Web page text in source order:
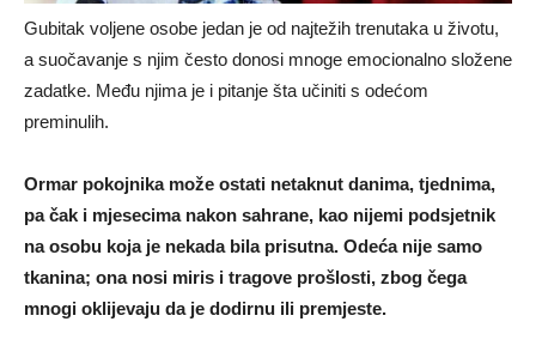
Gubitak voljene osobe jedan je od najtežih trenutaka u životu,
a suočavanje s njim često donosi mnoge emocionalno složene
zadatke. Među njima je i pitanje šta učiniti s odećom
preminulih.
Ormar pokojnika može ostati netaknut danima, tjednima,
pa čak i mjesecima nakon sahrane, kao nijemi podsjetnik
na osobu koja je nekada bila prisutna. Odeća nije samo
tkanina; ona nosi miris i tragove prošlosti, zbog čega
mnogi oklijevaju da je dodirnu ili premjeste.